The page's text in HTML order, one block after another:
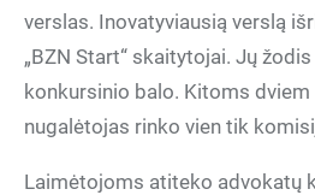
verslas. Inovatyviausią verslą
„BZN Start“ skaitytojai. Jų
konkursinio balo. Kitoms
nugalėtojas rinko vien tik
Laimėtojoms atiteko advokatų